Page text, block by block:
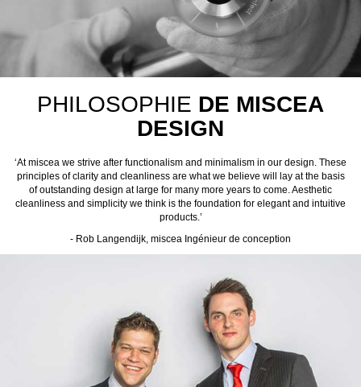
PHILOSOPHIE DE MISCEA
DESIGN
‘At miscea we strive after functionalism and minimalism in our design. These
principles of clarity and cleanliness are what we believe will lay at the basis
of outstanding design at large for many more years to come. Aesthetic
cleanliness and simplicity we think is the foundation for elegant and intuitive
products.’
- Rob Langendijk, miscea Ingénieur de conception